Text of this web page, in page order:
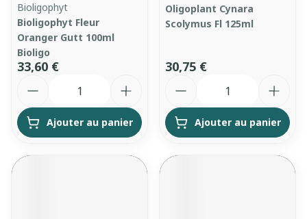
Bioligophyt
Bioligophyt Fleur
Oranger Gutt 100ml
Bioligo
33,60 €
Ajouter au panier
Oligoplant Cynara
Scolymus Fl 125ml
30,75 €
Ajouter au panier